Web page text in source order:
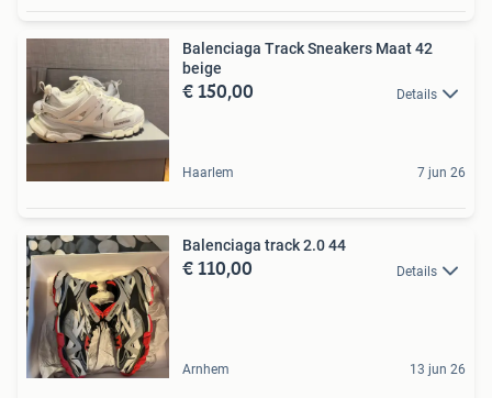
Balenciaga Track Sneakers Maat 42
beige
€ 150,00 Details
Haarlem 7 jun 26
Balenciaga track 2.0 44
€ 110,00 Details
Arnhem 13 jun 26